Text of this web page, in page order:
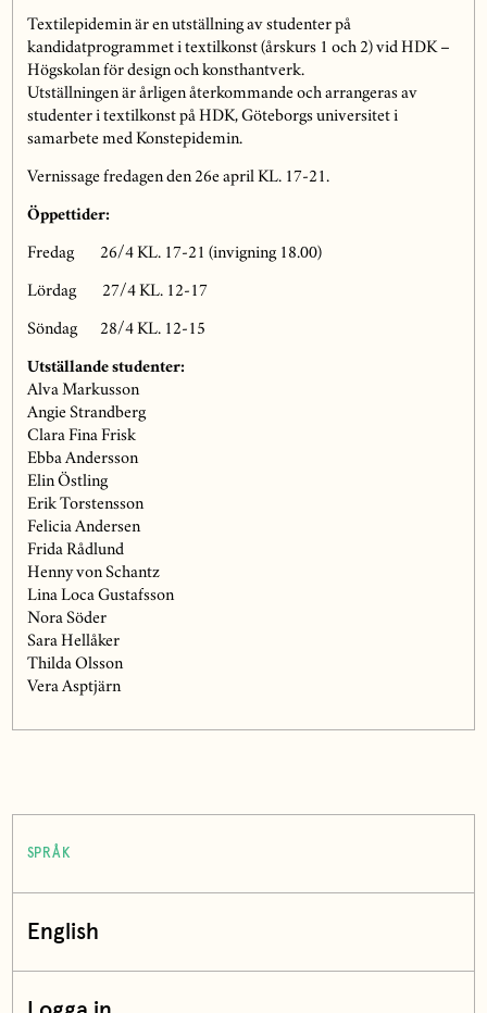
Textilepidemin är en utställning av studenter på
kandidatprogrammet i textilkonst (årskurs 1 och 2) vid HDK –
Högskolan för design och konsthantverk.
Utställningen är årligen återkommande och arrangeras av
studenter i textilkonst på HDK, Göteborgs universitet i
samarbete med Konstepidemin.
Vernissage fredagen den 26e april KL. 17-21.
Öppettider:
Fredag 26/4 KL. 17-21 (invigning 18.00)
Lördag 27/4 KL. 12-17
Söndag 28/4 KL. 12-15
Utställande studenter:
Alva Markusson
Angie Strandberg
Clara Fina Frisk
Ebba Andersson
Elin Östling
Erik Torstensson
Felicia Andersen
Frida Rådlund
Henny von Schantz
Lina Loca Gustafsson
Nora Söder
Sara Hellåker
Thilda Olsson
Vera Asptjärn
SPRÅK
English